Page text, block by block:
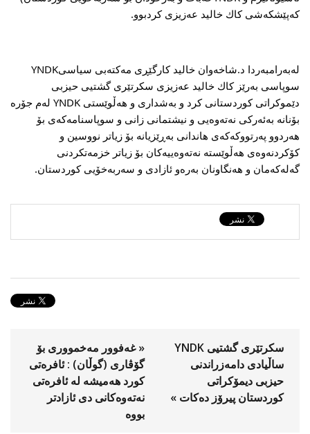
كه‌پێشكه‌شی كاك خالید عه‌زیزی كردبوو.
گه‌له‌كه‌مان و هه‌نگاونان به‌ره‌و ئازادی و سه‌ربه‌خۆیی كوردستان.
« غەفوور مەخموورى بۆ
گۆڤارى (گوڵان) : ئافرەتی
كورد هەمیشە لە ئافرەتی
نەتەوەكانی دی ئازادتر
بووە
سكرتێری گشتیی YNDK
ساڵیادی دامەزراندنی
حیزبى دیمۆکراتى
کوردستان پیرۆز دەكات »